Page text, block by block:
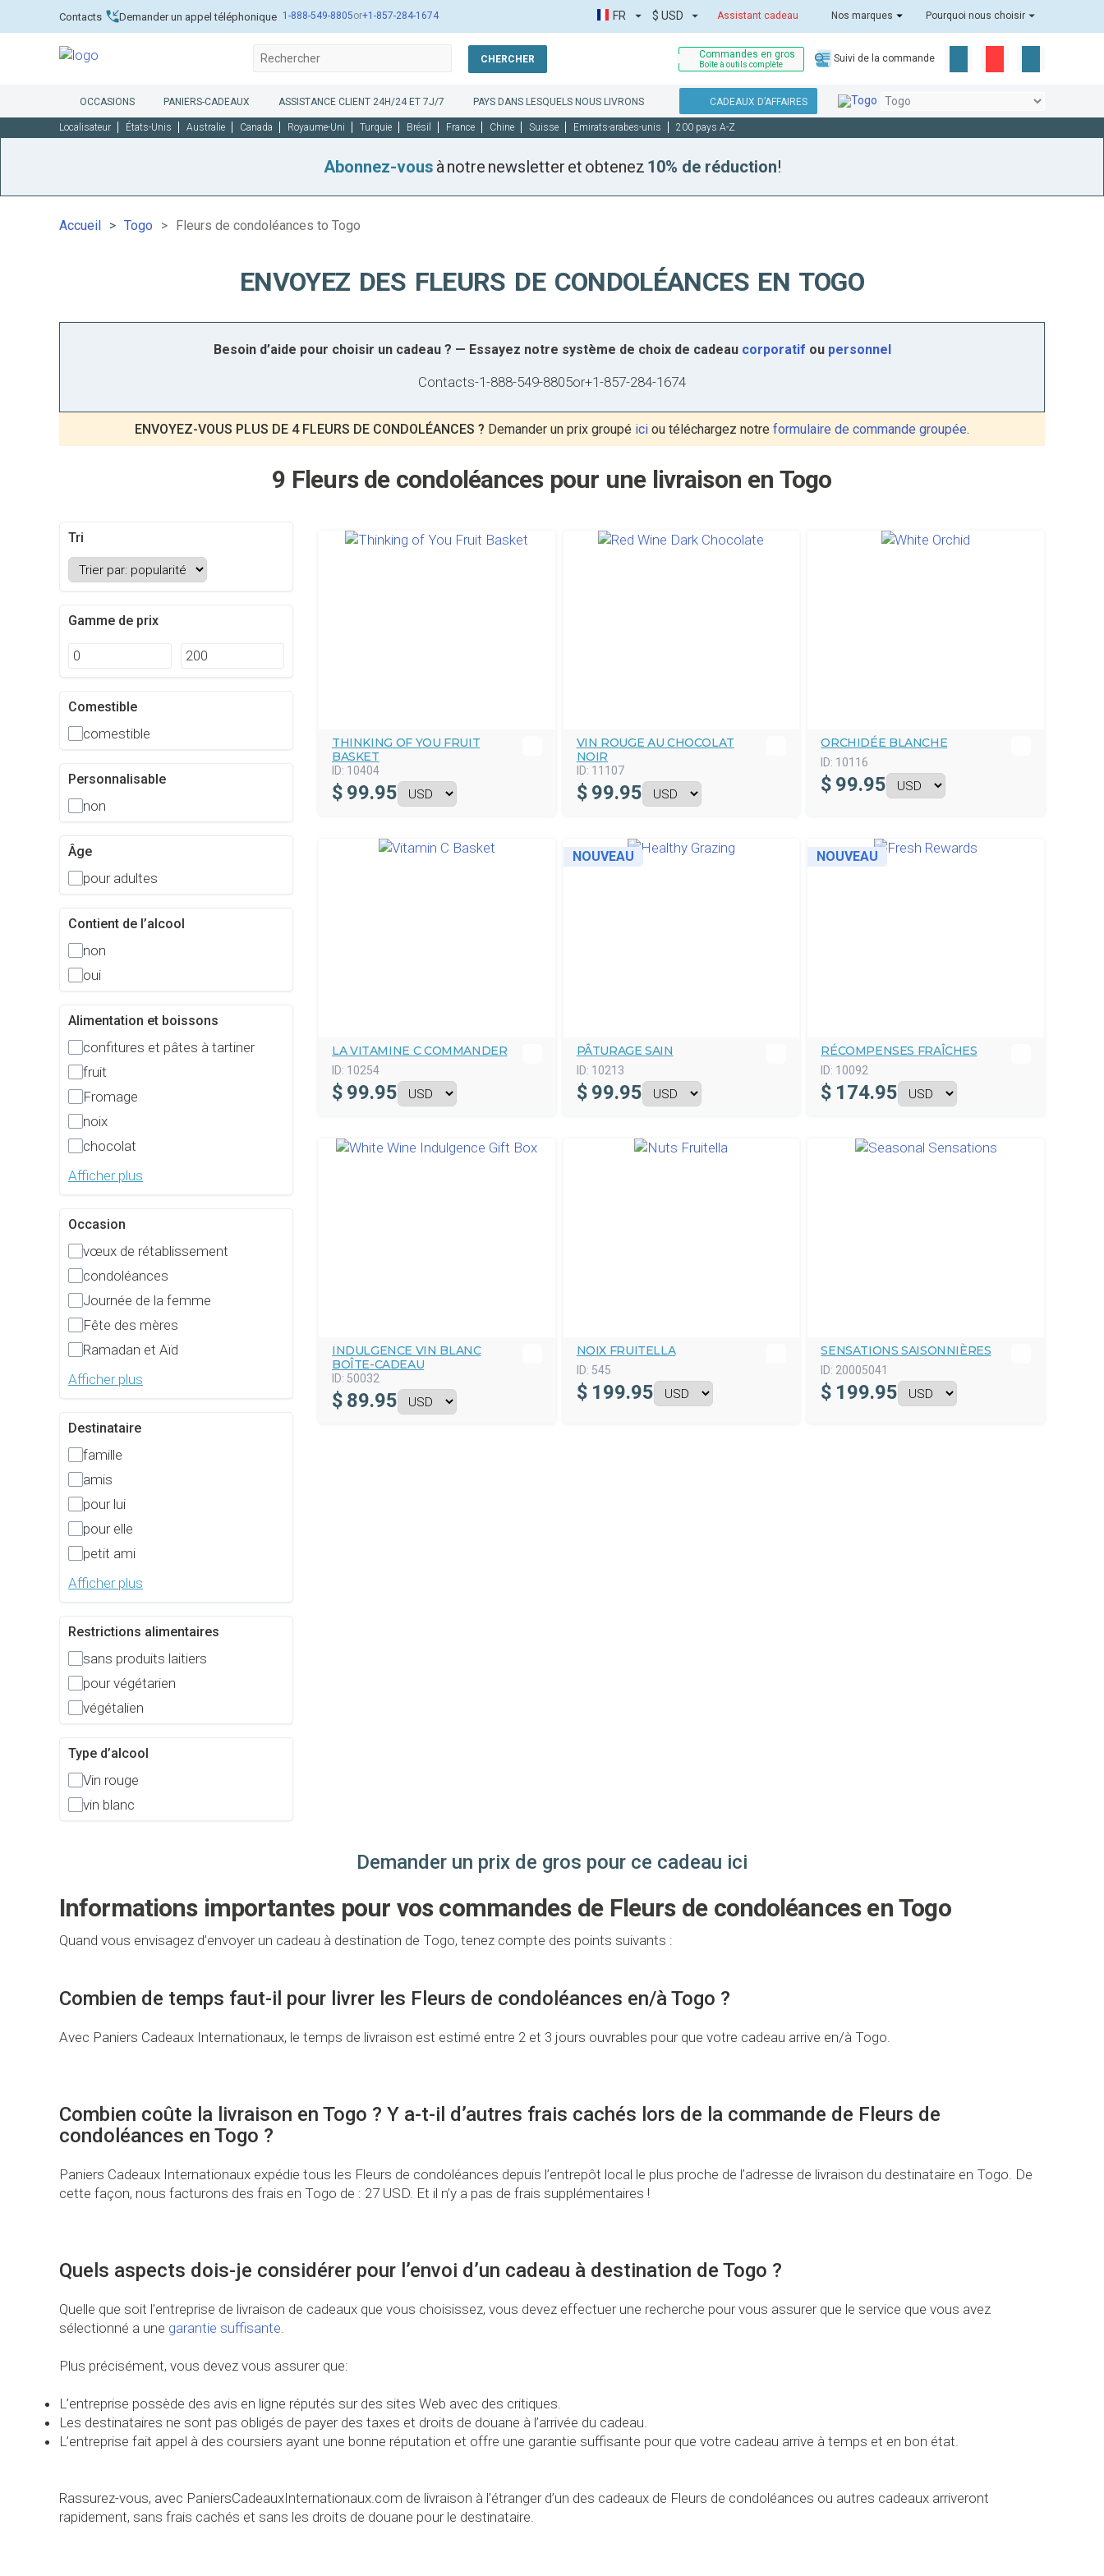
Contacts Demander un appel téléphonique 1-888-549-8805or+1-857-284-1674 Assistant cadeau Nos marques Pourquoi nous choisir
FR $ USD
CHERCHER Commandes en gros
Boîte à outils complète
Suivi de la commande
OCCASIONS PANIERS-CADEAUX ASSISTANCE CLIENT 24H/24 ET 7J/7 PAYS DANS LESQUELS NOUS LIVRONS CADEAUX D’AFFAIRES
Localisateur États-Unis Australie Canada Royaume-Uni Turquie Brésil France Chine Suisse Emirats-arabes-unis 200 pays A-Z
Abonnez-vous à notre newsletter et obtenez 10% de réduction!
Accueil Togo Fleurs de condoléances to Togo
ENVOYEZ DES FLEURS DE CONDOLÉANCES EN TOGO
Besoin d’aide pour choisir un cadeau ? — Essayez notre système de choix de cadeau corporatif ou personnel
Contacts-1-888-549-8805or+1-857-284-1674
ENVOYEZ-VOUS PLUS DE 4 FLEURS DE CONDOLÉANCES ? Demander un prix groupé ici ou téléchargez notre formulaire de commande groupée.
9 Fleurs de condoléances pour une livraison en Togo
Tri
Gamme de prix
Comestible
comestible
Personnalisable
non
Âge
pour adultes
Contient de l’alcool
non
oui
Alimentation et boissons
confitures et pâtes à tartiner
fruit
Fromage
noix
chocolat
Afficher plus
Occasion
vœux de rétablissement
condoléances
Journée de la femme
Fête des mères
Ramadan et Aïd
Afficher plus
Destinataire
famille
amis
pour lui
pour elle
petit ami
Afficher plus
Restrictions alimentaires
sans produits laitiers
pour végétarien
végétalien
Type d’alcool
Vin rouge
vin blanc
THINKING OF YOU FRUIT
BASKET
ID: 10404
$ 99.95
VIN ROUGE AU CHOCOLAT
NOIR
ID: 11107
$ 99.95
ORCHIDÉE BLANCHE
ID: 10116
$ 99.95
LA VITAMINE C COMMANDER
ID: 10254
$ 99.95
NOUVEAU
PÂTURAGE SAIN
ID: 10213
$ 99.95
NOUVEAU
RÉCOMPENSES FRAÎCHES
ID: 10092
$ 174.95
INDULGENCE VIN BLANC
BOÎTE-CADEAU
ID: 50032
$ 89.95
NOIX FRUITELLA
ID: 545
$ 199.95
SENSATIONS SAISONNIÈRES
ID: 20005041
$ 199.95
Demander un prix de gros pour ce cadeau ici
Informations importantes pour vos commandes de Fleurs de condoléances en Togo
Quand vous envisagez d’envoyer un cadeau à destination de Togo, tenez compte des points suivants :
Combien de temps faut-il pour livrer les Fleurs de condoléances en/à Togo ?
Avec Paniers Cadeaux Internationaux, le temps de livraison est estimé entre 2 et 3 jours ouvrables pour que votre cadeau arrive en/à Togo.
Combien coûte la livraison en Togo ? Y a-t-il d’autres frais cachés lors de la commande de Fleurs de
condoléances en Togo ?
Paniers Cadeaux Internationaux expédie tous les Fleurs de condoléances depuis l’entrepôt local le plus proche de l’adresse de livraison du destinataire en Togo. De
cette façon, nous facturons des frais en Togo de : 27 USD. Et il n’y a pas de frais supplémentaires !
Quels aspects dois-je considérer pour l’envoi d’un cadeau à destination de Togo ?
Quelle que soit l’entreprise de livraison de cadeaux que vous choisissez, vous devez effectuer une recherche pour vous assurer que le service que vous avez
sélectionné a une garantie suffisante.
Plus précisément, vous devez vous assurer que:
L’entreprise possède des avis en ligne réputés sur des sites Web avec des critiques.
Les destinataires ne sont pas obligés de payer des taxes et droits de douane à l’arrivée du cadeau.
L’entreprise fait appel à des coursiers ayant une bonne réputation et offre une garantie suffisante pour que votre cadeau arrive à temps et en bon état.
Rassurez-vous, avec PaniersCadeauxInternationaux.com de livraison à l’étranger d’un des cadeaux de Fleurs de condoléances ou autres cadeaux arriveront
rapidement, sans frais cachés et sans les droits de douane pour le destinataire.